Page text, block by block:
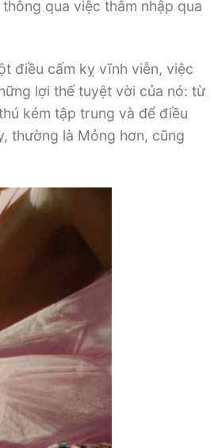
qua việc thâm nhập qua
điều cấm kỵ vĩnh viễn, việc
lợi thế tuyệt vời của nó: từ
kém tập trung và để điều
thường là Mỏng hơn, cũng